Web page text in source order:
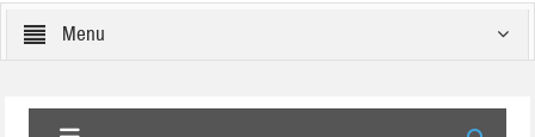
Menu